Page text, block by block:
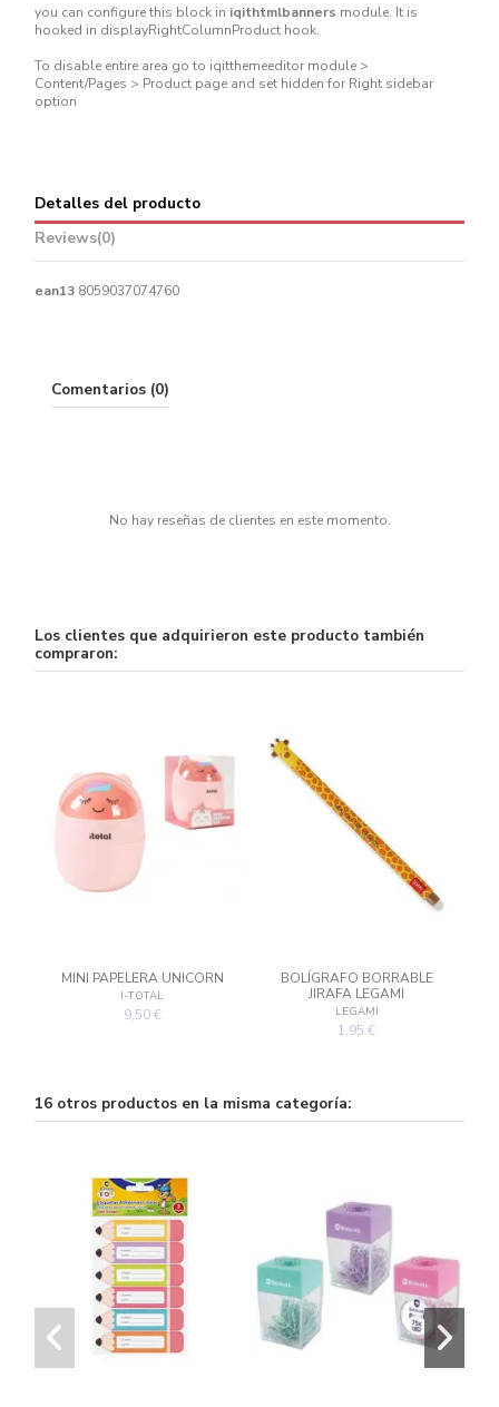
you can configure this block in iqithtmlbanners module. It is
hooked in displayRightColumnProduct hook.
To disable entire area go to iqitthemeeditor module >
Content/Pages > Product page and set hidden for Right sidebar
option
Detalles del producto
Reviews(0)
ean13 8059037074760
Comentarios (0)
No hay reseñas de clientes en este momento.
Los clientes que adquirieron este producto también
compraron:
MINI PAPELERA UNICORN
I-TOTAL
9,50 €
BOLÍGRAFO BORRABLE
JIRAFA LEGAMI
LEGAMI
1,95 €
16 otros productos en la misma categoría: